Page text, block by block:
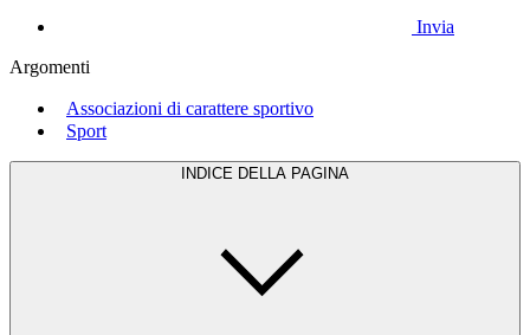
Invia
Argomenti
Associazioni di carattere sportivo
Sport
INDICE DELLA PAGINA